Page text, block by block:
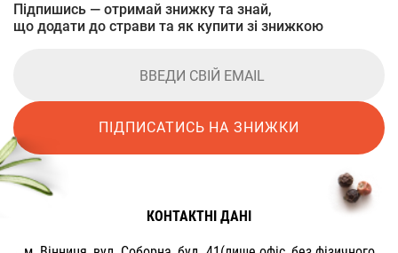
Підпишись — отримай знижку та знай,
що додати до страви та як купити зі знижкою
ПІДПИСАТИСЬ НА ЗНИЖКИ
КОНТАКТНІ ДАНІ